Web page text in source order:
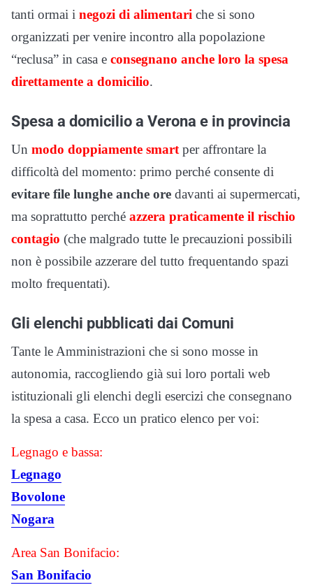
tanti ormai i negozi di alimentari che si sono
organizzati per venire incontro alla popolazione
“reclusa” in casa e consegnano anche loro la spesa
direttamente a domicilio.
Spesa a domicilio a Verona e in provincia
Un modo doppiamente smart per affrontare la
difficoltà del momento: primo perché consente di
evitare file lunghe anche ore davanti ai supermercati,
ma soprattutto perché azzera praticamente il rischio
contagio (che malgrado tutte le precauzioni possibili
non è possibile azzerare del tutto frequentando spazi
molto frequentati).
Gli elenchi pubblicati dai Comuni
Tante le Amministrazioni che si sono mosse in
autonomia, raccogliendo già sui loro portali web
istituzionali gli elenchi degli esercizi che consegnano
la spesa a casa. Ecco un pratico elenco per voi:
Legnago e bassa:
Legnago
Bovolone
Nogara
Area San Bonifacio:
San Bonifacio